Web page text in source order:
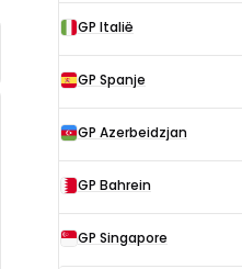
GP Italië
GP Spanje
GP Azerbeidzjan
GP Bahrein
GP Singapore